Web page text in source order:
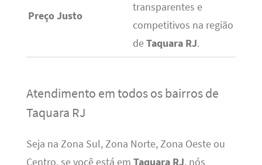
Preço Justo
transparentes e
competitivos na região
deTaquara RJ.
Atendimento em todos os bairros de
Taquara RJ
Seja na Zona Sul, Zona Norte, Zona Oeste ou
Centro, se você está em Taquara RJ, nós